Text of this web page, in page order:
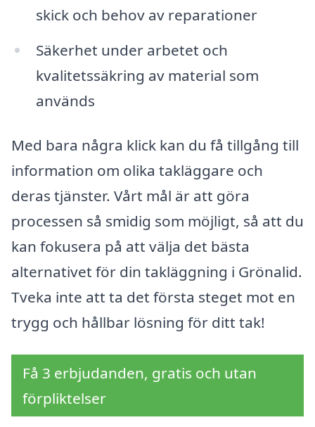
skick och behov av reparationer
Säkerhet under arbetet och
kvalitetssäkring av material som
används
Med bara några klick kan du få tillgång till
information om olika takläggare och
deras tjänster. Vårt mål är att göra
processen så smidig som möjligt, så att du
kan fokusera på att välja det bästa
alternativet för din takläggning i Grönalid.
Tveka inte att ta det första steget mot en
trygg och hållbar lösning för ditt tak!
Få 3 erbjudanden, gratis och utan
förpliktelser